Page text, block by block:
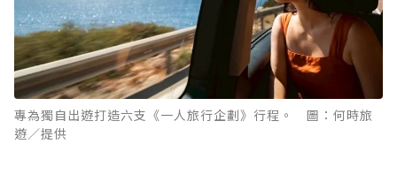
專為獨自出遊打造六支《一人旅行企劃》行程。 圖：何時旅
遊／提供